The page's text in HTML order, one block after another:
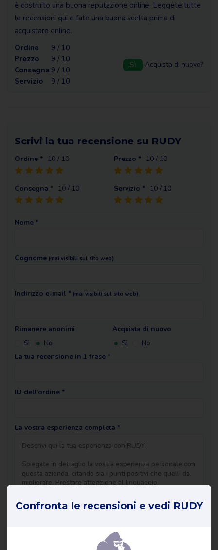
è costruito una buona reputazione online. Leggete tutte
le recensioni qui e fate una buona scelta prima di
acquistare online.
Ordine
9 / 10
Prezzo
9 / 10
Consegna 9 / 10
Servizio
9 / 10
Sì Acquista di nuovo?
Scrivi la tua recensione su RUDY
Ordine * 10 / 10 Prezzo * 10 / 10
Consegna * 10 / 10 Servizio * 10 / 10
Nome *
Cognome (mai visibili sul sito web)
Indirizzo e-mail * (mai visibili sul sito web)
Rimanere anonimi
Sì
No
Acquista di nuovo
Sì
No
La tua recensione in 1 frase *
ID dell'ordine *
La vostra esperienza completa *
Confronta le recensioni e vedi RUDY